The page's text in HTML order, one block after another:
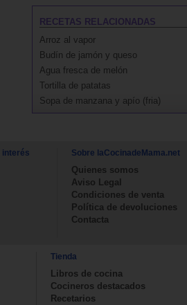
RECETAS RELACIONADAS
Arroz al vapor
Budín de jamón y queso
Agua fresca de melón
Tortilla de patatas
Sopa de manzana y apío (fria)
interés Sobre laCocinadeMama.net
Quienes somos
Aviso Legal
Condiciones de venta
Política de devoluciones
Contacta
Tienda
Libros de cocina
Cocineros destacados
Recetarios